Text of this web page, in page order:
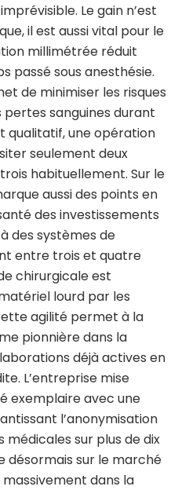
Le gain n’est
il est aussi vital pour le
millimétrée réduit
passé sous anesthésie.
de minimiser les risques
sanguines durant
qualitatif, une opération
seulement deux
habituellement. Sur le
aussi des points en
des investissements
des systèmes de
entre trois et quatre
chirurgicale est
lourd par les
agilité permet à la
pionnière dans la
déjà actives en
L’entreprise mise
exemplaire avec une
l’anonymisation
médicales sur plus de dix
désormais sur le marché
dans la